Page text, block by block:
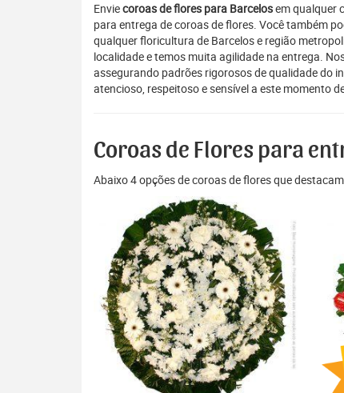
Enviecoroas de flores para Barcelosem qualquer
para entrega de coroas de flores. Você também
qualquer floricultura de Barcelos e região
localidade e temos muita agilidade na entrega.
assegurando padrões rigorosos de qualidade do
atencioso, respeitoso e sensível a este momento
Coroas de Flores para
Abaixo 4 opções de coroas de flores que